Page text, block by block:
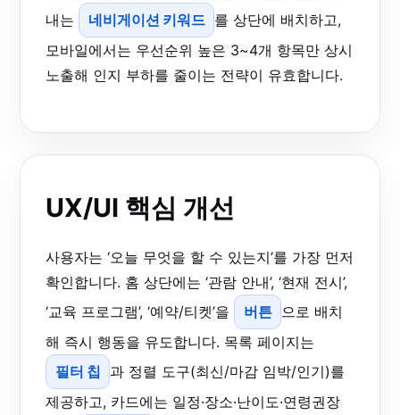
내는
네비게이션 키워드 를 상단에 배치하고,
모바일에서는 우선순위 높은 3~4개 항목만 상시
노출해 인지 부하를 줄이는 전략이 유효합니다.
UX/UI 핵심 개선
사용자는 ‘오늘 무엇을 할 수 있는지’를 가장 먼저
확인합니다. 홈 상단에는 ‘관람 안내’, ‘현재 전시’,
‘교육 프로그램’, ‘예약/티켓’을
버튼 으로 배치
해 즉시 행동을 유도합니다. 목록 페이지는
필터 칩
과 정렬 도구(최신/마감 임박/인기)를
제공하고, 카드에는 일정·장소·난이도·연령권장